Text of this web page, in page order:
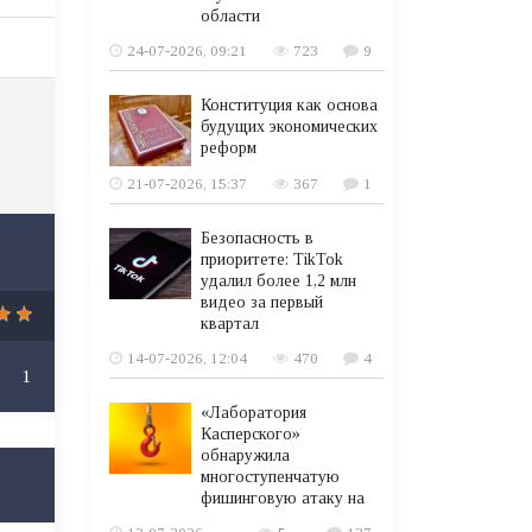
1
области
24-07-2026, 09:21
723 9
Конституция как основа
будущих экономических
реформ
21-07-2026, 15:37
367 1
Безопасность в
приоритете: TikTok
удалил более 1,2 млн
видео за первый
квартал
14-07-2026, 12:04
470 4
«Лаборатория
Касперского»
обнаружила
многоступенчатую
фишинговую атаку на